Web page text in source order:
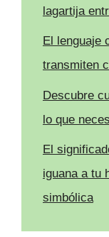
lagartija
El lenguaje
transmiten
Descubre
lo que
El
iguana a tu
simbólica